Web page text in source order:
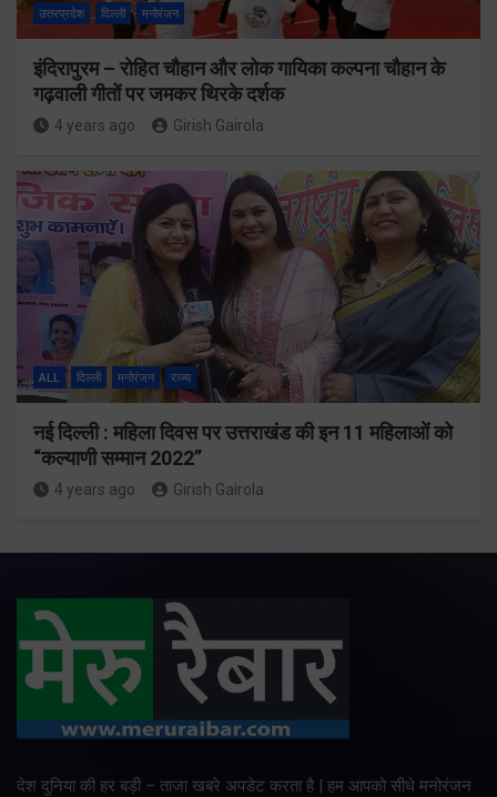
उत्तरप्रदेश दिल्ली मनोरंजन
इंदिरापुरम – रोहित चौहान और लोक गायिका कल्पना चौहान के
गढ़वाली गीतों पर जमकर थिरके दर्शक
4 years ago Girish Gairola
ALL दिल्ली मनोरंजन राज्य
नई दिल्ली : महिला दिवस पर उत्तराखंड की इन 11 महिलाओं को
“कल्याणी सम्मान 2022”
4 years ago Girish Gairola
देश दुनिया की हर बड़ी – ताजा खबरे अपडेट करता है | हम आपको सीधे मनोरंजन